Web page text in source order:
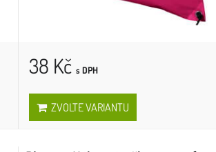
38 Kč s DPH
ZVOLTE VARIANTU